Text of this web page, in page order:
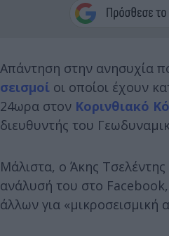
Απάντηση στην ανησυχία
σεισμοί οι οποίοι έχουν
24ωρα στον Κορινθιακό
διευθυντής του
Μάλιστα, ο Άκης
ανάλυσή του στο
άλλων για «μικροσεισμική